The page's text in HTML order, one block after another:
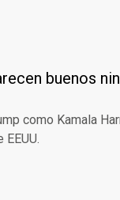
buenos
como Kamala